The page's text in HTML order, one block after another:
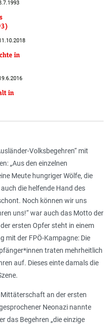
in
in
Volksbegehren“ mit
„Aus den einzelnen
Meute hungriger Wölfe, die
die helfende Hand des
Noch können wir uns
uns!“ war auch das Motto der
ersten Opfer steht in einem
mit der FPÖ-Kampagne: Die
traten mehrheitlich
auf. Dieses einte damals die
an der ersten
Neonazi nannte
das Begehren „die einzige